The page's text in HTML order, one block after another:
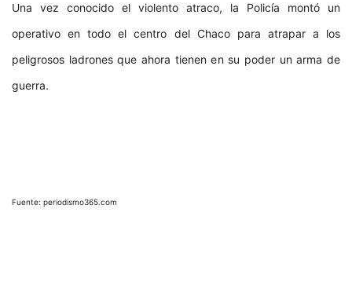
Una vez conocido el violento atraco, la Policía montó un
operativo en todo el centro del Chaco para atrapar a los
peligrosos ladrones que ahora tienen en su poder un arma de
guerra.
Fuente: periodismo365.com